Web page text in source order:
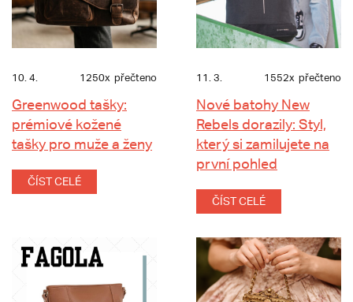
10. 4. 1250x přečteno
Greenwood tašky:
prémiové kožené
tašky pro muže a ženy
ČÍST CELÉ
11. 3. 1552x přečteno
Nové batohy New
Rebels dorazily: Styl,
který si zamilujete na
první pohled
ČÍST CELÉ